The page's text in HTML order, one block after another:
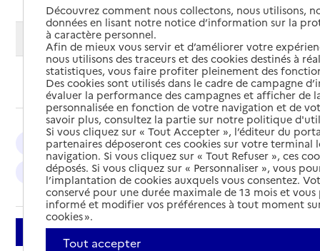
Modifier ma recherche
Ajouter cette recherche aux favoris
Gray : 4 Luxeuil-les-Bains : 2 Villersexel : 2
Lure : 2
Filtrer
Découvrez comment nous collectons, nous utilisons,
données en lisant notre notice d’information sur la
à caractère personnel.
Afin de mieux vous servir et d’améliorer votre
nous utilisons des traceurs et des cookies destinés à
statistiques, vous faire profiter pleinement des
Des cookies sont utilisés dans le cadre de campagne
évaluer la performance des campagnes et afficher de
personnalisée en fonction de votre navigation et de
savoir plus, consultez la partie sur notre politique
Si vous cliquez sur « Tout Accepter », l’éditeur du
partenaires déposeront ces cookies sur votre terminal
navigation. Si vous cliquez sur « Tout Refuser », ces
déposés. Si vous cliquez sur « Personnaliser », vous
l’implantation de cookies auxquels vous consentez.
conservé pour une durée maximale de 13 mois et
informé et modifier vos préférences à tout moment
cookies ».
Tout accepter